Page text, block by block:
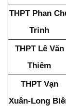
THPT Phan
Trinh
THPT Lê Văn
Thiêm
THPT Vạn
Xuân-Long